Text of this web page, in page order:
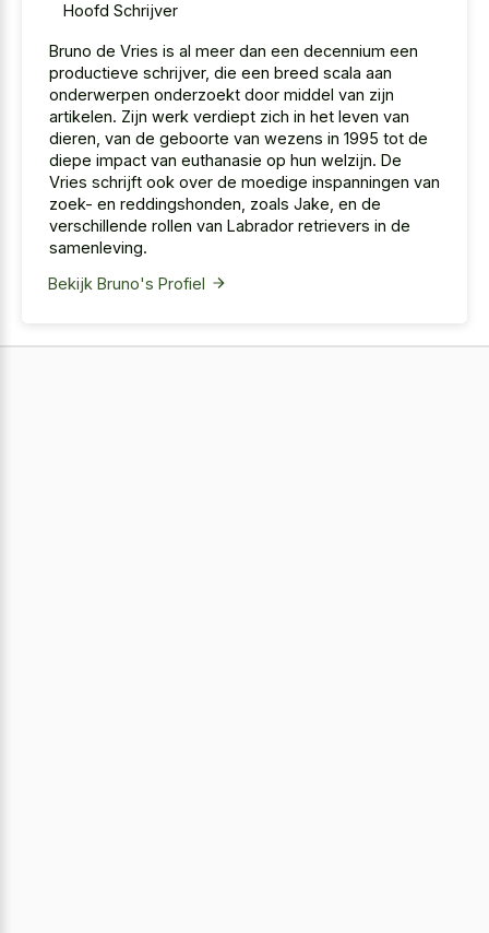
Hoofd Schrijver
Bruno de Vries is al meer dan een decennium een
productieve schrijver, die een breed scala aan
onderwerpen onderzoekt door middel van zijn
artikelen. Zijn werk verdiept zich in het leven van
dieren, van de geboorte van wezens in 1995 tot de
diepe impact van euthanasie op hun welzijn. De
Vries schrijft ook over de moedige inspanningen van
zoek- en reddingshonden, zoals Jake, en de
verschillende rollen van Labrador retrievers in de
samenleving.
Bekijk Bruno's Profiel